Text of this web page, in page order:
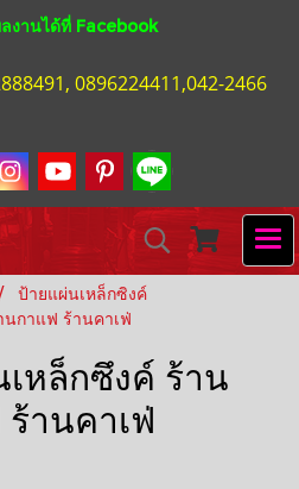
งานได้ที่ Facebook
0896224411,042-2466
ป้ายแผ่นเหล็กซิงค์
นกาแฟ ร้านคาเฟ่
หล็กซึงค์ ร้าน
านคาเฟ่